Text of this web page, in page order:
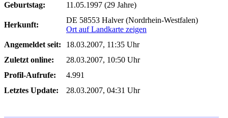
Geburtstag:
11.05.1997 (29 Jahre)
Herkunft:
DE 58553 Halver (Nordrhein-Westfalen)
Ort auf Landkarte zeigen
Angemeldet seit:
18.03.2007, 11:35 Uhr
Zuletzt online:
28.03.2007, 10:50 Uhr
Profil-Aufrufe:
4.991
Letztes Update:
28.03.2007, 04:31 Uhr